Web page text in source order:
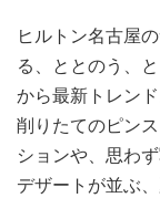
ヒルトン名古屋
る、ととのう、
から最新トレン
削りたてのピン
ションや、思わ
デザートが並ぶ